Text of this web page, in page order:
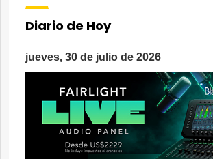
Diario de Hoy
jueves, 30 de julio de 2026